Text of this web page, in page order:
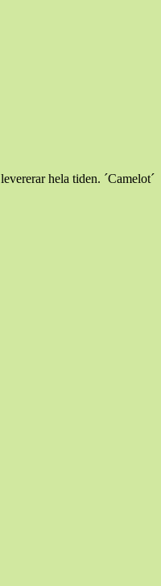
hela tiden. ´Camelot´